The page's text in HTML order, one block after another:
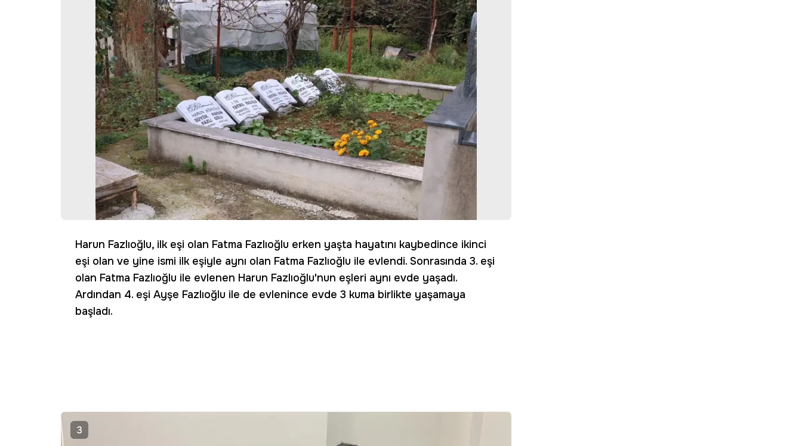
Harun Fazlıoğlu, ilk eşi olan Fatma Fazlıoğlu erken yaşta hayatını kaybedince ikinci
eşi olan ve yine ismi ilk eşiyle aynı olan Fatma Fazlıoğlu ile evlendi. Sonrasında 3. eşi
olan Fatma Fazlıoğlu ile evlenen Harun Fazlıoğlu'nun eşleri aynı evde yaşadı.
Ardından 4. eşi Ayşe Fazlıoğlu ile de evlenince evde 3 kuma birlikte yaşamaya
başladı.
3